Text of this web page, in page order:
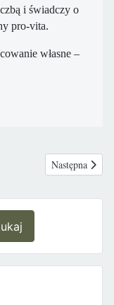
i świadczy o
pro-vita.
własne –
znaleźć sobie żon,
Następna
Następna